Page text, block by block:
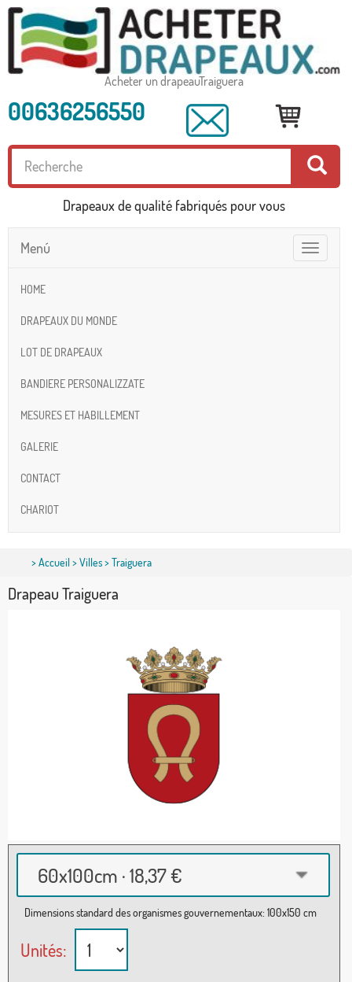
Acheter un drapeauTraiguera
00636256550
Drapeaux de qualité fabriqués pour vous
Toggle
navigation
Menú
HOME
DRAPEAUX DU MONDE
LOT DE DRAPEAUX
BANDIERE PERSONALIZZATE
MESURES ET HABILLEMENT
GALERIE
CONTACT
CHARIOT
>Accueil>Villes> Traiguera
Drapeau Traiguera
60x100cm · 18,37 €
Dimensions standard des organismes gouvernementaux: 100x150 cm
Unités: